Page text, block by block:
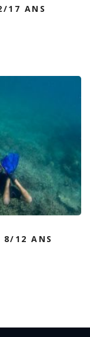
17 ANS
8/12 ANS